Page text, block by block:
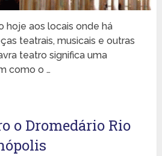
hoje aos locais onde há
teatrais, musicais e outras
teatro significa uma
como o …
o Dromedário Rio